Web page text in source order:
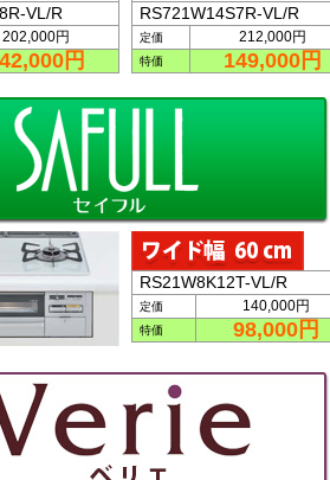
VL/R
202,000円
円
RS721W14S7R-VL/R
定価 212,000円
特価 149,000円
RS21W8K12T-VL/R
定価 140,000円
特価 98,000円